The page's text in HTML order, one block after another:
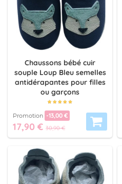
Chaussons bébé cuir
souple Loup Bleu semelles
antidérapantes pour filles
ou garçons
Promotion -13,00 €
17,90 €30,90 €